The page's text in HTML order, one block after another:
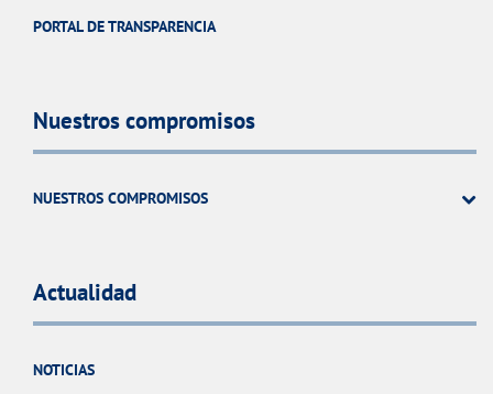
PORTAL DE TRANSPARENCIA
Nuestros compromisos
NUESTROS COMPROMISOS
Actualidad
NOTICIAS